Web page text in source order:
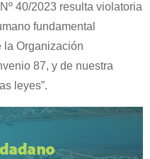
40/2023 resulta violatoria
fundamental
la Organización
87, y de nuestra
leyes”.